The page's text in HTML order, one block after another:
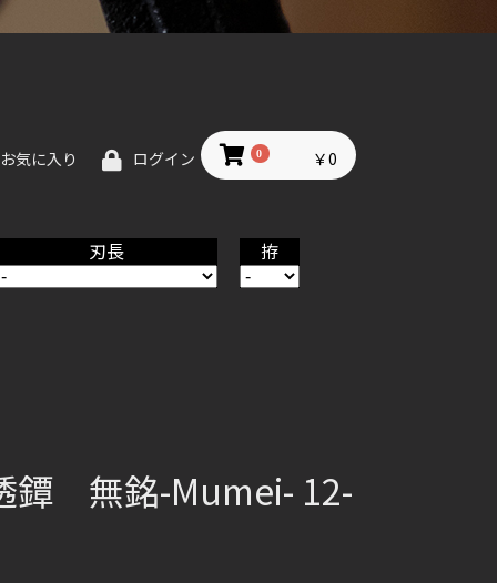
お気に入り ログイン 0 ￥0
刃長 拵
鐔 無銘-Mumei- 12-